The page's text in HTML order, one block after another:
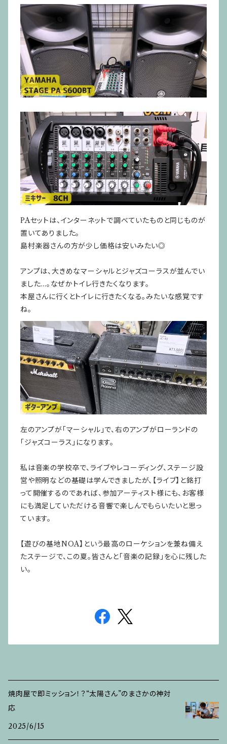
PAセットは、インターネットで調べていたものと同じものが
置いてありました。
島村楽器さんの方が少し価格は安いみたい◎
アンプは、大きめなマーシャルとジャズコーラスが並んでい
ました...。なぜかトイレ行きたくなります。
本屋さんに行くとトイレに行きたくなる。みたいな感覚です
ね。
左のアンプが「マーシャル」で、右のアンプがローランドの
「ジャズコーラス」になります。
私は音楽の学校卒で、ライブやレコーディング、ステージ設
営や照明などの基礎は学んできましたが、【ライブ】と銘打
って開催するのであれば、参加アーティスト様にも、お客様
にも満足していただける音響で楽しんでもらいたいと思っ
ています。
【遊びの基地NOA】という最高のローケションを兼ね備え
たステージで、この夏。皆さんと「音楽の記録」を心に残した
い。
焼肉屋で即ミッション！？“太陽さん”のまさかの神対
応
2025/6/15